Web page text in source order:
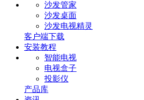
沙发管家
沙发桌面
沙发电视精灵
客户端下载
安装教程
智能电视
电视盒子
投影仪
产品库